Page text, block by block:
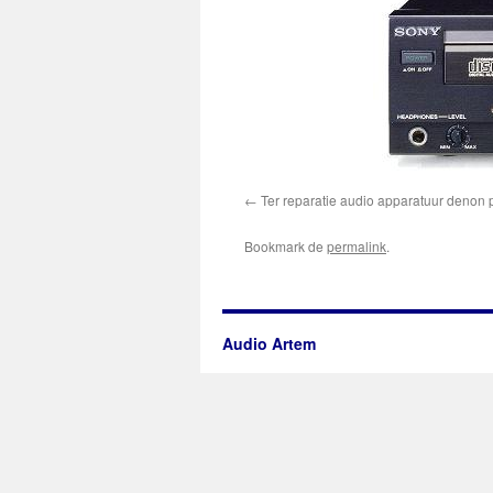
Ter reparatie audio apparatuur denon
Bookmark de permalink.
Audio Artem